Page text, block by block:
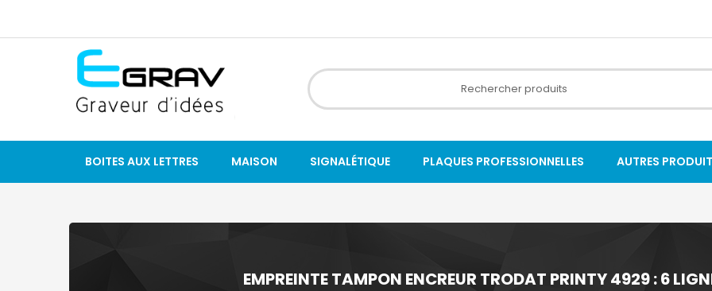
BOITES AUX LETTRES MAISON SIGNALÉTIQUE PLAQUES PROFESSIONNELLES AUTRES
EMPREINTE TAMPON ENCREUR TRODAT PRINTY 4929 : 6